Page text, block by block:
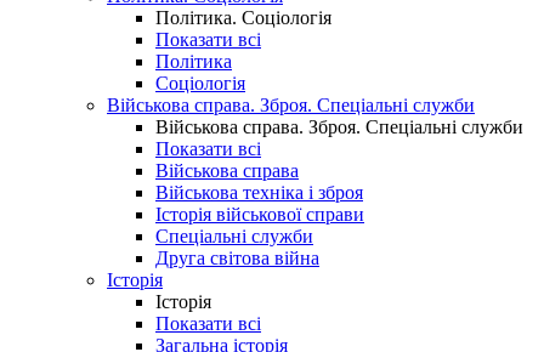
Політика. Соціологія
Показати всі
Політика
Соціологія
Військова справа. Зброя. Спеціальні служби
Військова справа. Зброя. Спеціальні служби
Показати всі
Військова справа
Військова техніка і зброя
Історія військової справи
Спеціальні служби
Друга світова війна
Історія
Історія
Показати всі
Загальна історія